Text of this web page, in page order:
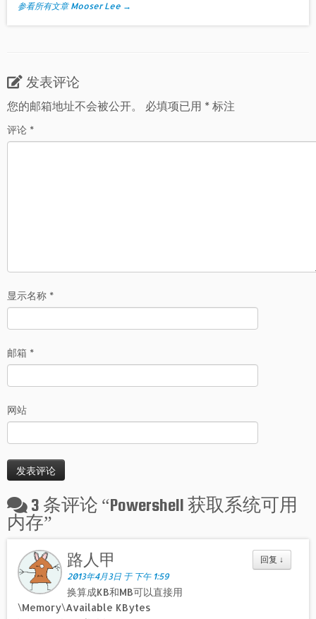
参看所有文章 Mooser Lee →
发表评论
您的邮箱地址不会被公开。
必填项已用 *标注
评论 *
显示名称 *
邮箱 *
网站
3 条评论 “Powershell 获取系统可用
内存”
回复 ↓
路人甲
2013年4月3日 于 下午 1:59
换算成KB和MB可以直接用
\Memory\Available KBytes